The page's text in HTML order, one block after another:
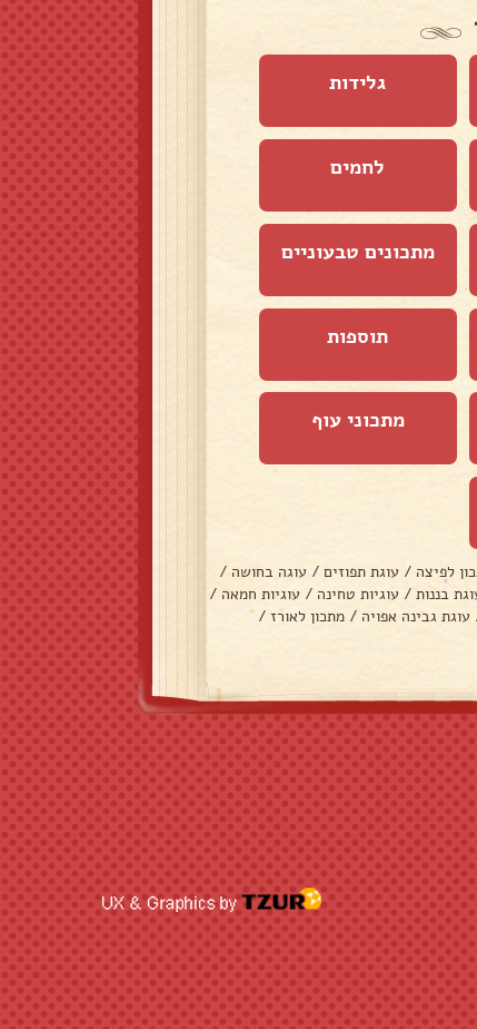
גלידות
לחמים
מתכונים טבעוניים
תוספות
מתכוני עוף
לפיצה / עוגת תפוזים / עוגה בחושה /
בננות / עוגיות טחינה / עוגיות חמאה /
עוגת גבינה אפויה / מתכון לאורז /